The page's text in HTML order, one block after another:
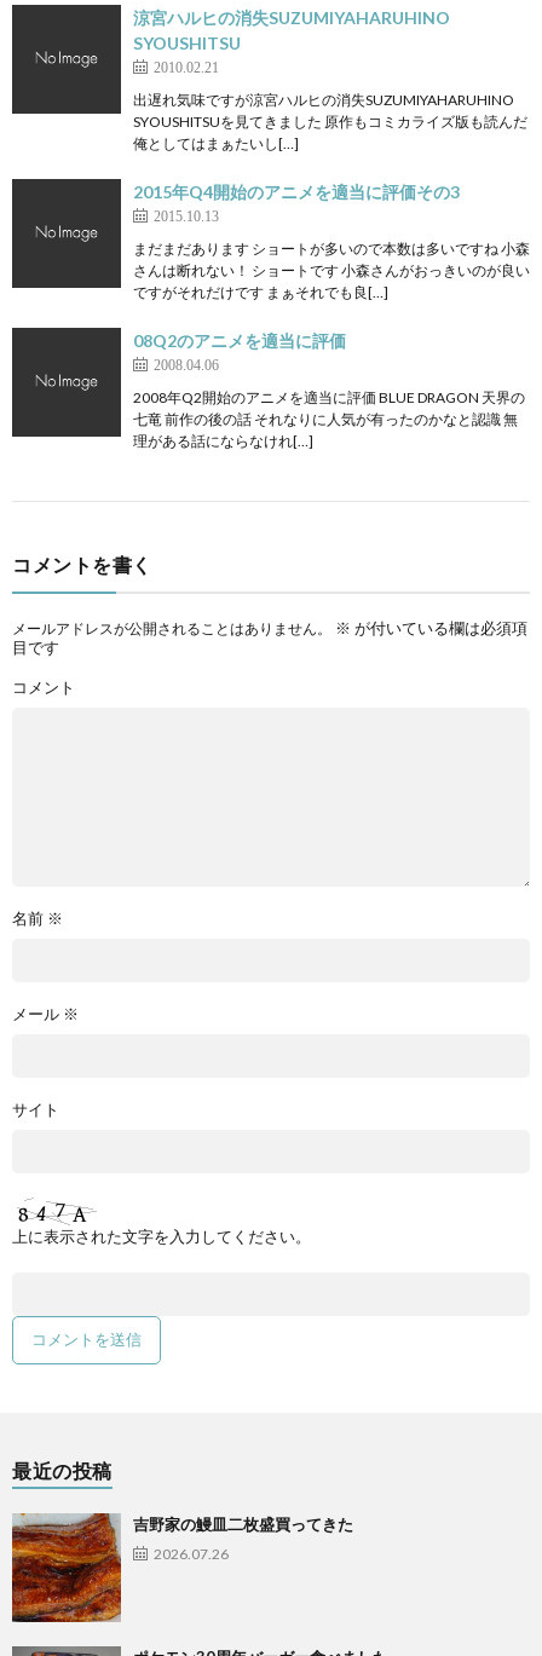
涼宮ハルヒの消失SUZUMIYAHARUHINO
SYOUSHITSU
2010.02.21
出遅れ気味ですが涼宮ハルヒの消失SUZUMIYAHARUHINO
SYOUSHITSUを見てきました 原作もコミカライズ版も読んだ
俺としてはまぁたいし[…]
2015年Q4開始のアニメを適当に評価その3
2015.10.13
まだまだあります ショートが多いので本数は多いですね 小森
さんは断れない！ ショートです 小森さんがおっきいのが良い
ですがそれだけです まぁそれでも良[…]
08Q2のアニメを適当に評価
2008.04.06
2008年Q2開始のアニメを適当に評価 BLUE DRAGON 天界の
七竜 前作の後の話 それなりに人気が有ったのかなと認識 無
理がある話にならなけれ[…]
コメントを書く
メールアドレスが公開されることはありません。 ※ が付いている欄は必須項
目です
コメント
名前 ※
メール ※
サイト
上に表示された文字を入力してください。
最近の投稿
吉野家の鰻皿二枚盛買ってきた
2026.07.26